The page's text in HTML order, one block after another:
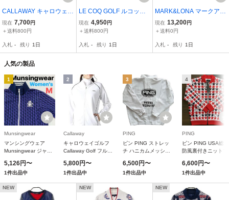
CALLAWAY キャロウェイ
中綿2WAYジャケット ネ
イビー系 M [2400011624
ース
現在 7,700円
＋送料800円
入札 - 残り 1日
LE COQ GOLF ルコック
ゴルフ ジップジャケット
ピンク系 M [2400011944
ース
現在 4,950円
＋送料800円
入札 - 残り 1日
MARK&LONA マークアン
ドロナ ジップアップパー
カー ブラック系 S [24000
レディース
現在 13,200円
＋送料0円
入札 - 残り 1日
人気の製品
1
Munsingwear
マンシングウェア
Munsingwear ジャケ
5,126円〜
1件出品中
2
Callaway
キャロウェイゴルフ
Callaway Golf フルジ
5,800円〜
1件出品中
3
PING
ピン PING ストレッ
チ ハニカムメッシュ
6,500円〜
1件出品中
4
PING
ピン PING USA総柄
防風裏付きニットブ
6,600円〜
1件出品中
NEW NEW NEW